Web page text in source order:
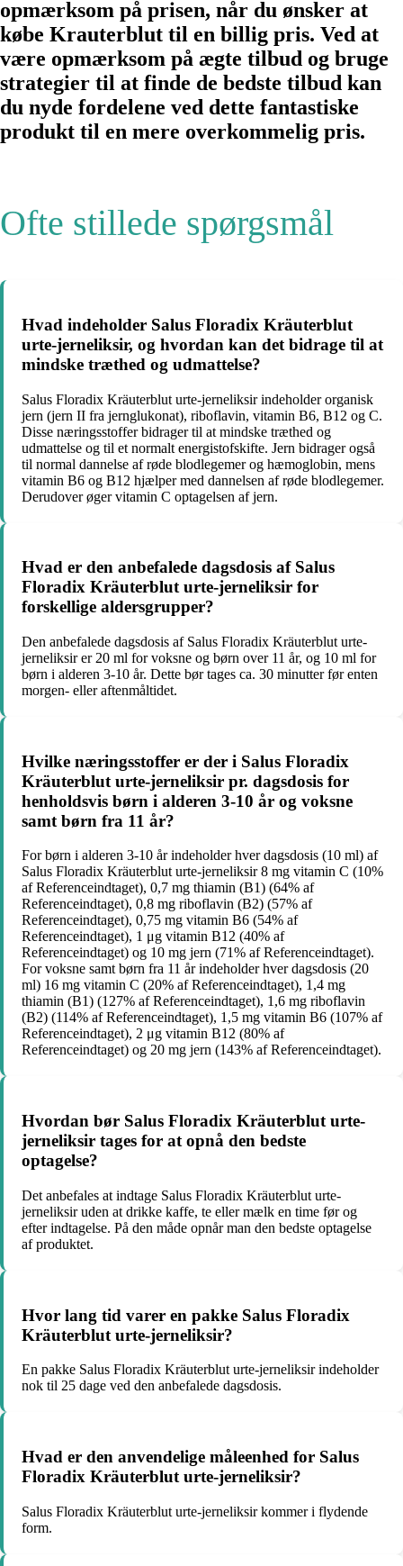
opmærksom på prisen, når du ønsker at
købe Krauterblut til en billig pris. Ved at
være opmærksom på ægte tilbud og bruge
strategier til at finde de bedste tilbud kan
du nyde fordelene ved dette fantastiske
produkt til en mere overkommelig pris.
Ofte stillede spørgsmål
Hvad indeholder Salus Floradix Kräuterblut
urte-jerneliksir, og hvordan kan det bidrage til at
mindske træthed og udmattelse?
Salus Floradix Kräuterblut urte-jerneliksir indeholder organisk
jern (jern II fra jernglukonat), riboflavin, vitamin B6, B12 og C.
Disse næringsstoffer bidrager til at mindske træthed og
udmattelse og til et normalt energistofskifte. Jern bidrager også
til normal dannelse af røde blodlegemer og hæmoglobin, mens
vitamin B6 og B12 hjælper med dannelsen af røde blodlegemer.
Derudover øger vitamin C optagelsen af jern.
Hvad er den anbefalede dagsdosis af Salus
Floradix Kräuterblut urte-jerneliksir for
forskellige aldersgrupper?
Den anbefalede dagsdosis af Salus Floradix Kräuterblut urte-
jerneliksir er 20 ml for voksne og børn over 11 år, og 10 ml for
børn i alderen 3-10 år. Dette bør tages ca. 30 minutter før enten
morgen- eller aftenmåltidet.
Hvilke næringsstoffer er der i Salus Floradix
Kräuterblut urte-jerneliksir pr. dagsdosis for
henholdsvis børn i alderen 3-10 år og voksne
samt børn fra 11 år?
For børn i alderen 3-10 år indeholder hver dagsdosis (10 ml) af
Salus Floradix Kräuterblut urte-jerneliksir 8 mg vitamin C (10%
af Referenceindtaget), 0,7 mg thiamin (B1) (64% af
Referenceindtaget), 0,8 mg riboflavin (B2) (57% af
Referenceindtaget), 0,75 mg vitamin B6 (54% af
Referenceindtaget), 1 μg vitamin B12 (40% af
Referenceindtaget) og 10 mg jern (71% af Referenceindtaget).
For voksne samt børn fra 11 år indeholder hver dagsdosis (20
ml) 16 mg vitamin C (20% af Referenceindtaget), 1,4 mg
thiamin (B1) (127% af Referenceindtaget), 1,6 mg riboflavin
(B2) (114% af Referenceindtaget), 1,5 mg vitamin B6 (107% af
Referenceindtaget), 2 μg vitamin B12 (80% af
Referenceindtaget) og 20 mg jern (143% af Referenceindtaget).
Hvordan bør Salus Floradix Kräuterblut urte-
jerneliksir tages for at opnå den bedste
optagelse?
Det anbefales at indtage Salus Floradix Kräuterblut urte-
jerneliksir uden at drikke kaffe, te eller mælk en time før og
efter indtagelse. På den måde opnår man den bedste optagelse
af produktet.
Hvor lang tid varer en pakke Salus Floradix
Kräuterblut urte-jerneliksir?
En pakke Salus Floradix Kräuterblut urte-jerneliksir indeholder
nok til 25 dage ved den anbefalede dagsdosis.
Hvad er den anvendelige måleenhed for Salus
Floradix Kräuterblut urte-jerneliksir?
Salus Floradix Kräuterblut urte-jerneliksir kommer i flydende
form.